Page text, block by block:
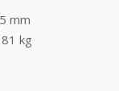
mm
kg